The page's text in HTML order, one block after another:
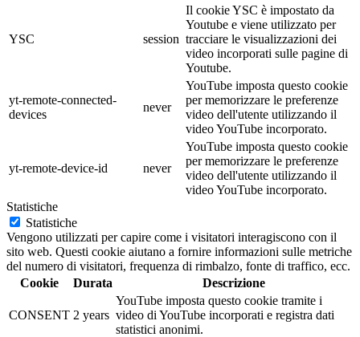
YSC session
Il cookie YSC è impostato da
Youtube e viene utilizzato per
tracciare le visualizzazioni dei
video incorporati sulle pagine di
Youtube.
yt-remote-connected-
devices
never
YouTube imposta questo cookie
per memorizzare le preferenze
video dell'utente utilizzando il
video YouTube incorporato.
yt-remote-device-id never
YouTube imposta questo cookie
per memorizzare le preferenze
video dell'utente utilizzando il
video YouTube incorporato.
Statistiche
Statistiche
Vengono utilizzati per capire come i visitatori interagiscono con il
sito web. Questi cookie aiutano a fornire informazioni sulle metriche
del numero di visitatori, frequenza di rimbalzo, fonte di traffico, ecc.
Cookie
Durata Descrizione
CONSENT 2 years
YouTube imposta questo cookie tramite i
video di YouTube incorporati e registra dati
statistici anonimi.